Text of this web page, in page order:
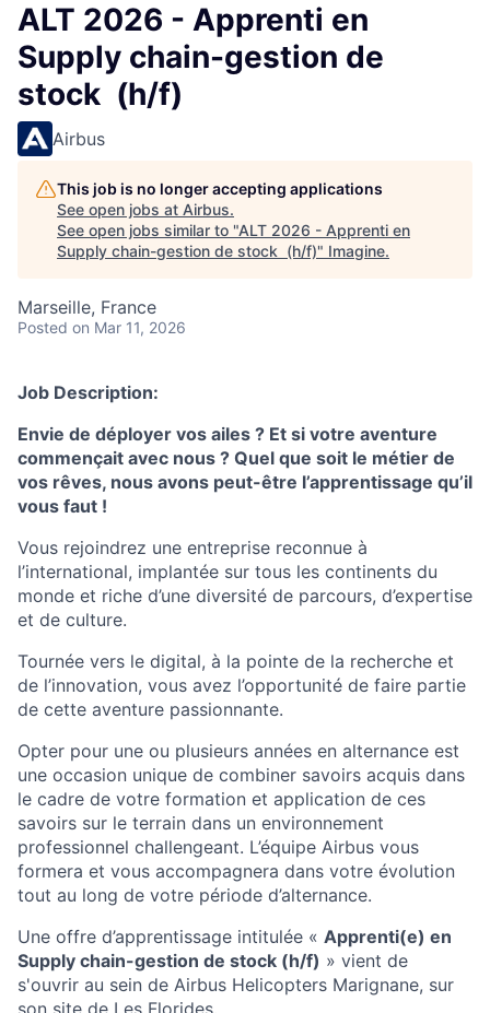
ALT 2026 - Apprenti en
Supply chain-gestion de
stock (h/f)
Airbus
This job is no longer accepting applications
See open jobs at Airbus.
See open jobs similar to "ALT 2026 - Apprenti en
Supply chain-gestion de stock (h/f)" Imagine.
Marseille, France
Posted on Mar 11, 2026
Job Description:
Envie de déployer vos ailes ? Et si votre aventure
commençait avec nous ? Quel que soit le métier de
vos rêves, nous avons peut-être l’apprentissage qu’il
vous faut !
Vous rejoindrez une entreprise reconnue à
l’international, implantée sur tous les continents du
monde et riche d’une diversité de parcours, d’expertise
et de culture.
Tournée vers le digital, à la pointe de la recherche et
de l’innovation, vous avez l’opportunité de faire partie
de cette aventure passionnante.
Opter pour une ou plusieurs années en alternance est
une occasion unique de combiner savoirs acquis dans
le cadre de votre formation et application de ces
savoirs sur le terrain dans un environnement
professionnel challengeant. L’équipe Airbus vous
formera et vous accompagnera dans votre évolution
tout au long de votre période d’alternance.
Une offre d’apprentissage intitulée « Apprenti(e) en
Supply chain-gestion de stock (h/f) » vient de
s'ouvrir au sein de Airbus Helicopters Marignane, sur
son site de Les Florides.